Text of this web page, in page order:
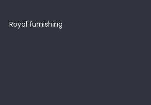
Royal furnishing